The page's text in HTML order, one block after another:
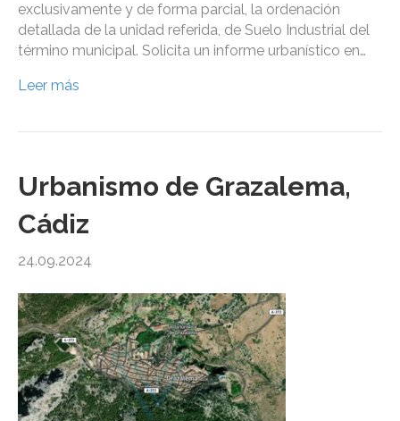
exclusivamente y de forma parcial, la ordenación
detallada de la unidad referida, de Suelo Industrial del
término municipal. Solicita un informe urbanístico en…
Leer más
Urbanismo de Grazalema,
Cádiz
24.09.2024